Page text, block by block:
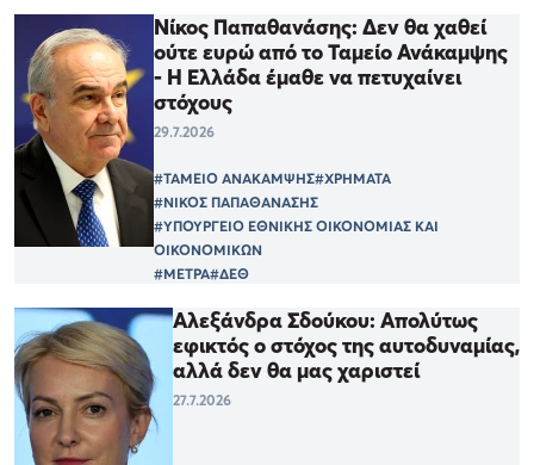
Νίκος Παπαθανάσης: Δεν θα χαθεί
ούτε ευρώ από το Ταμείο Ανάκαμψης
- Η Ελλάδα έμαθε να πετυχαίνει
στόχους
29.7.2026
#ΤΑΜΕΙΟ ΑΝΑΚΑΜΨΗΣ#ΧΡΗΜΑΤΑ
#ΝΙΚΟΣ ΠΑΠΑΘΑΝΑΣΗΣ
#ΥΠΟΥΡΓΕΙΟ ΕΘΝΙΚΗΣ ΟΙΚΟΝΟΜΙΑΣ ΚΑΙ
ΟΙΚΟΝΟΜΙΚΩΝ
#ΜΕΤΡΑ#ΔΕΘ
Αλεξάνδρα Σδούκου: Απολύτως
εφικτός ο στόχος της αυτοδυναμίας,
αλλά δεν θα μας χαριστεί
27.7.2026